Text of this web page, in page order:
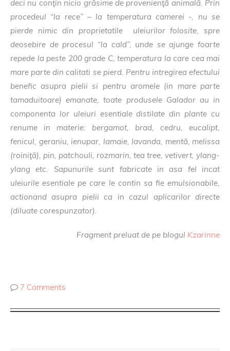
deci nu conţin nicio grăsime de provenienţă animală. Prin
procedeul “la rece” – la temperatura camerei -, nu se
pierde nimic din proprietatile uleiurilor folosite, spre
deosebire de procesul “la cald”, unde se ajunge foarte
repede la peste 200 grade C, temperatura la care cea mai
mare parte din calitati se pierd. Pentru intregirea efectului
benefic asupra pielii si pentru aromele (in mare parte
tamaduitoare) emanate, toate produsele Galador au in
componenta lor uleiuri esentiale distilate din plante cu
renume in materie: bergamot, brad, cedru, eucalipt,
fenicul, geraniu, ienupar, lamaie, lavanda, mentă, melissa
(roiniţă), pin, patchouli, rozmarin, tea tree, vetivert, ylang-
ylang etc. Sapunurile sunt fabricate in asa fel incat
uleiurile esentiale pe care le contin sa fie emulsionabile,
actionand asupra pielii ca in cazul aplicarilor directe
(diluate corespunzator).
Fragment preluat de pe blogul Kzarinne
7 Comments